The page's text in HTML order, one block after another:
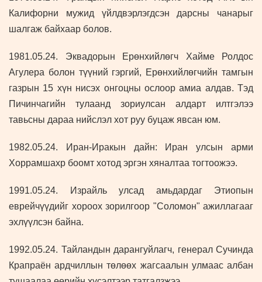
Калифорни мужид үйлдвэрлэгдсэн дарсны чанарыг
шалгаж байхаар болов.
1981.05.24. Эквадорын Ерөнхийлөгч Хайме Ролдос
Агулера болон түүний гэргий, Ерөнхийлөгчийн тамгын
газрын 15 хүн нисэх онгоцны ослоор амиа алдав. Тэд
Пичинчагийн тулаанд зориулсан алдарт илтгэлээ
тавьсны дараа нийслэл хот руу буцаж явсан юм.
1982.05.24. Иран-Иракын дайн: Иран улсын арми
Хоррамшахр боомт хотод эргэн хяналтаа тогтоожээ.
1991.05.24. Израйль улсад амьдардаг Этиопын
еврейчүүдийг хороох зорилгоор "Соломон" ажиллагааг
эхлүүлсэн байна.
1992.05.24. Тайландын дарангуйлагч, генерал Сучинда
Крапраён ардчиллын төлөөх жагсаалын улмаас албан